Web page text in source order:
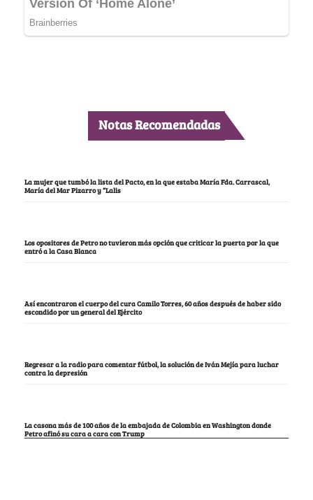
Notas Recomendadas
La mujer que tumbó la lista del Pacto, en la que estaba María Fda. Carrascal,
María del Mar Pizarro y “Lalis
Los opositores de Petro no tuvieron más opción que criticar la puerta por la que
entró a la Casa Blanca
Así encontraron el cuerpo del cura Camilo Torres, 60 años después de haber sido
escondido por un general del Ejército
Regresar a la radio para comentar fútbol, la solución de Iván Mejía para luchar
contra la depresión
La casona más de 100 años de la embajada de Colombia en Washington donde
Petro afinó su cara a cara con Trump